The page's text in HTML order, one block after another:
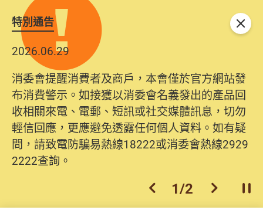
特別通告
2026.06.29
消委會提醒消費者及商戶，本會僅於官方網站發
布消費警示。如接獲以消委會名義發出的產品回
收相關來電、電郵、短訊或社交媒體訊息，切勿
輕信回應，更應避免透露任何個人資料。如有疑
問，請致電防騙易熱線18222或消委會熱線2929
2222查詢。
上一個
1/2 下一個開
關閉